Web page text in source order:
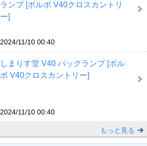
ランプ [ボルボ V40クロスカントリ
ー]
2024/11/10 00:40
しまりす堂 V40 バックランプ [ボル
ボ V40クロスカントリー]
2024/11/10 00:40
もっと見る